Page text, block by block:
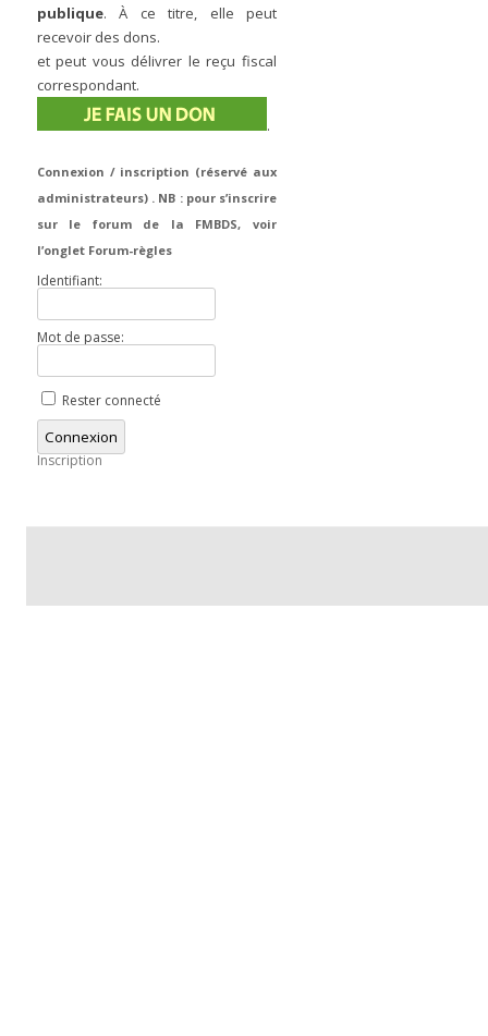
publique. À ce titre, elle peut
recevoir des dons.
et peut vous délivrer le reçu fiscal
correspondant.
.
Connexion / inscription (réservé aux
administrateurs) . NB : pour s’inscrire
sur le forum de la FMBDS, voir
l’onglet Forum-règles
Identifiant:
Mot de passe:
Rester connecté
Connexion
Inscription